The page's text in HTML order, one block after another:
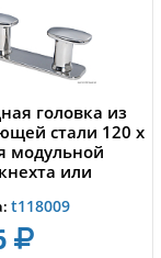
головка из
стали 120 x
модульной
или
t118009